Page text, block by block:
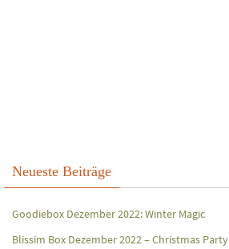
Neueste Beiträge
Goodiebox Dezember 2022: Winter Magic
Blissim Box Dezember 2022 – Christmas Party